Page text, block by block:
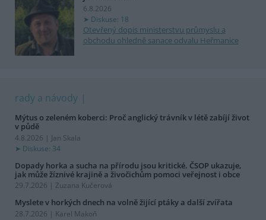
6.8.2026
Diskuse: 18
Otevřený dopis ministerstvu průmyslu a
obchodu ohledně sanace odvalu Heřmanice
rady a návody
Mýtus o zeleném koberci: Proč anglický trávník v létě zabíjí život
v půdě
4.8.2026 | Jan Skala
Diskuse: 34
Dopady horka a sucha na přírodu jsou kritické. ČSOP ukazuje,
jak může žíznivé krajině a živočichům pomoci veřejnost i obce
29.7.2026 | Zuzana Kučerová
Myslete v horkých dnech na volně žijící ptáky a další zvířata
28.7.2026 | Karel Makoň